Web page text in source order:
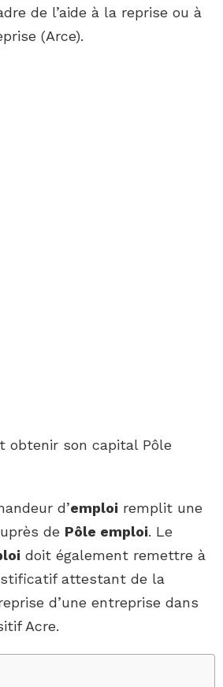
de l’aide à la reprise ou à
(Arce).
obtenir son capital Pôle
d’emploi remplit une
de Pôle emploi. Le
doit également remettre à
attestant de la
d’une entreprise dans
Acre.